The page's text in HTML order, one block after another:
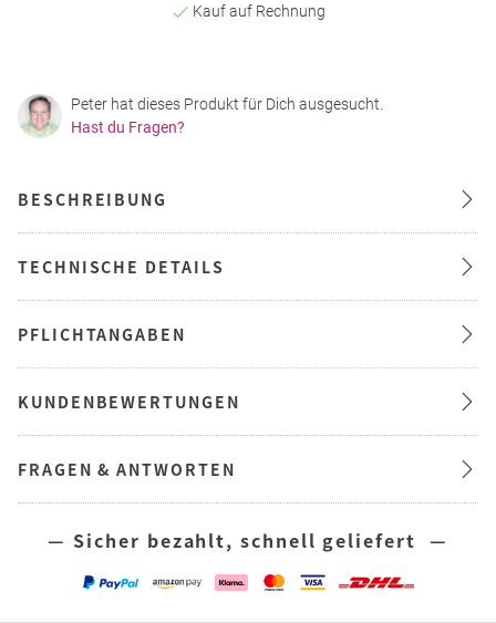
Kauf auf Rechnung
Peter hat dieses Produkt für Dich ausgesucht.
Hast du Fragen?
BESCHREIBUNG
TECHNISCHE DETAILS
PFLICHTANGABEN
KUNDENBEWERTUNGEN
FRAGEN & ANTWORTEN
— Sicher bezahlt, schnell geliefert —